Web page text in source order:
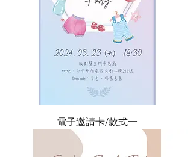
電子邀請卡/款式一